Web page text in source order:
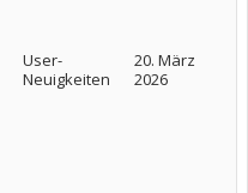
User-
Neuigkeiten
20. März
2026